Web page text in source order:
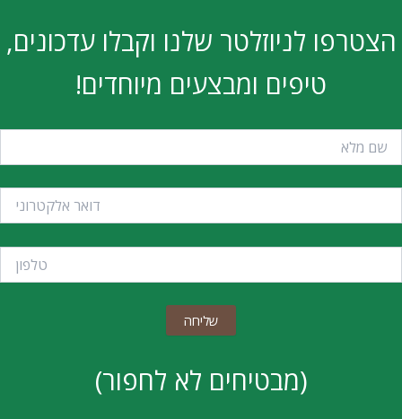
הצטרפו לניוזלטר שלנו וקבלו עדכונים,
טיפים ומבצעים מיוחדים!
(מבטיחים לא לחפור)